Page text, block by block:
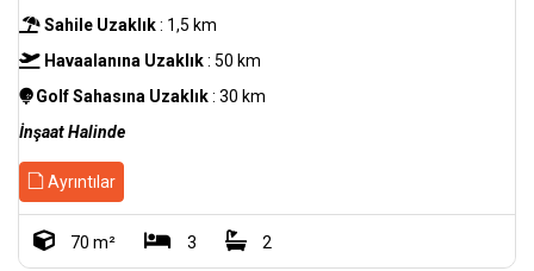
Sahile Uzaklık: 1,5 km
Havaalanına Uzaklık: 50 km
Golf Sahasına Uzaklık: 30 km
İnşaat Halinde
Ayrıntılar
70 m² 3 2